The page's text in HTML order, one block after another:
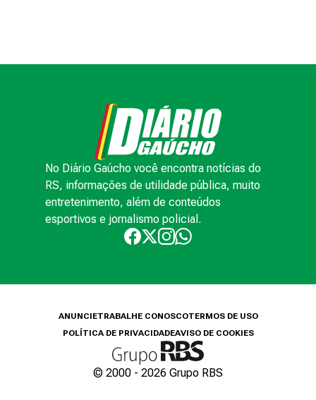
No Diário Gaúcho você encontra notícias do
RS, informações de utilidade pública, muito
entretenimento, além de conteúdos
esportivos e jornalismo policial.
ANUNCIETRABALHE CONOSCOTERMOS DE USO
POLÍTICA DE PRIVACIDADEAVISO DE COOKIES
© 2000 - 2026 Grupo RBS